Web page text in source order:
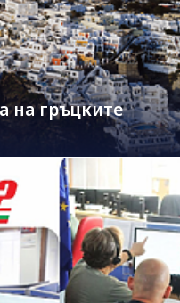
на гръцките